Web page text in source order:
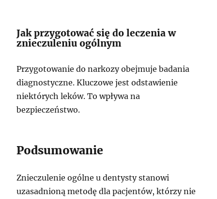
Jak przygotować się do leczenia w
znieczuleniu ogólnym
Przygotowanie do narkozy obejmuje badania
diagnostyczne. Kluczowe jest odstawienie
niektórych leków. To wpływa na
bezpieczeństwo.
Podsumowanie
Znieczulenie ogólne u dentysty stanowi
uzasadnioną metodę dla pacjentów, którzy nie